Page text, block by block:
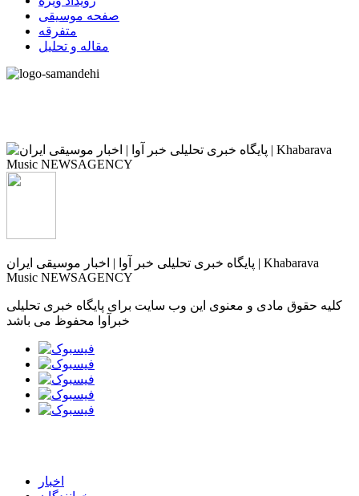
صفحه موسیقی
متفرقه
مقاله و تحلیل
پایگاه خبری تحلیلی خبر آوا | اخبار موسیقی ایران | Khabarava
Music NEWSAGENCY
کلیه حقوق مادی و معنوی این وب سایت برای پایگاه خبری تحلیلی
خبرآوا محفوظ می باشد
اخبار